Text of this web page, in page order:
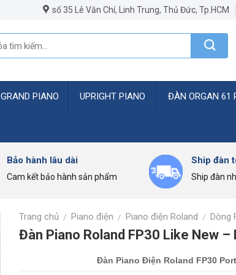
số 35 Lê Văn Chí, Linh Trung, Thủ Đức, Tp.HCM
GRAND PIANO UPRIGHT PIANO ĐÀN ORGAN 61
Bảo hành lâu dài
Cam kết bảo hành sản phẩm
Ship đàn
Ship đàn
Trang chủ / Piano điện / Piano điện Roland / Dòng
Đàn Piano Roland FP30 Like New –
Đàn Piano Điện Roland FP30